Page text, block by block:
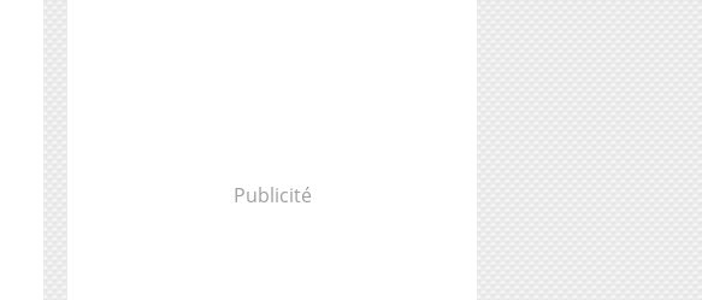
Publicité